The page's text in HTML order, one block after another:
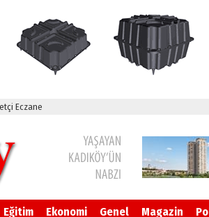
Eczane
Eğitim Ekonomi Genel Magazin